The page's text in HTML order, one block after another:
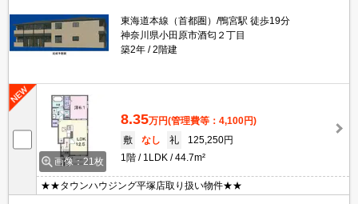
東海道本線（首都圏）/鴨宮駅 徒歩19分
神奈川県小田原市酒匂２丁目
築2年
2階建
画像：21枚
8.35万円(管理費等：4,100円)
敷
なし 礼
125,250円
1階
1LDK 44.7m²
★★タウンハウジング平塚店取り扱い物件★★